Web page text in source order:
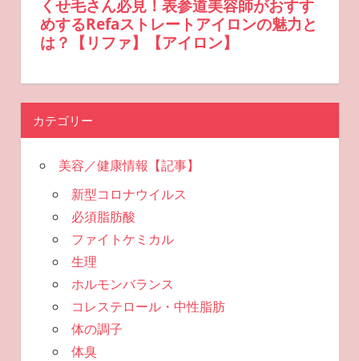
カテゴリー
美容／健康情報【記事】
新型コロナウイルス
必須脂肪酸
ファイトケミカル
生理
ホルモンバランス
コレステロール・中性脂肪
体の調子
体臭